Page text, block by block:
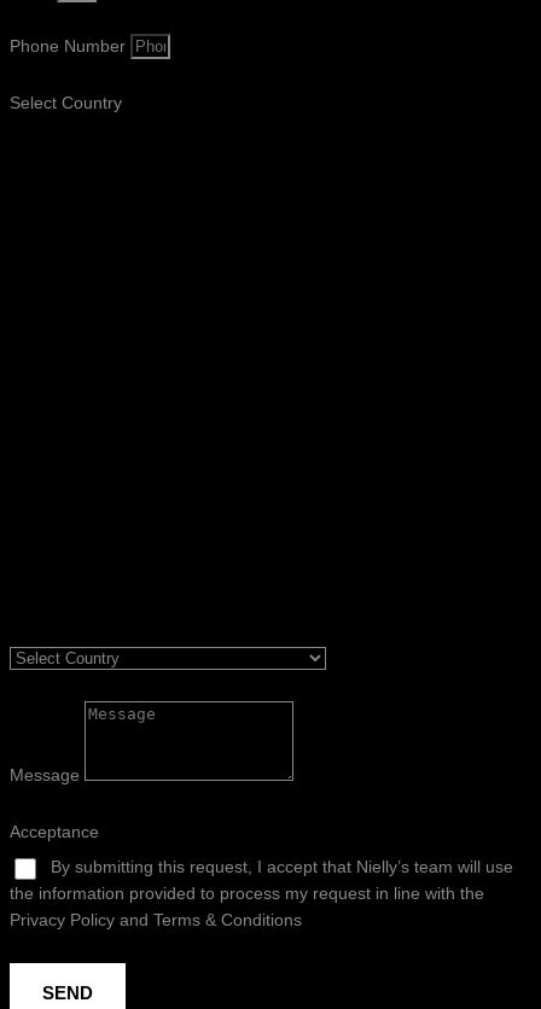
Phone Number
Select Country
Message
Acceptance
By submitting this request, I accept that Nielly’s team will use
the information provided to process my request in line with the
Privacy Policy and Terms & Conditions
SEND